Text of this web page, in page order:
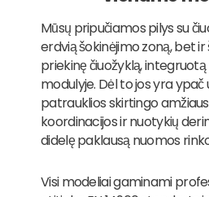
Mūsų pripučiamos pilys su
erdvią šokinėjimo zoną, bet
priekinę čiuožyklą,
modulyje. Dėl to jos yra ypač
patrauklios skirtingo
koordinacijos ir nuotykių
didelę paklausą nuomos
Visi modeliai gaminami